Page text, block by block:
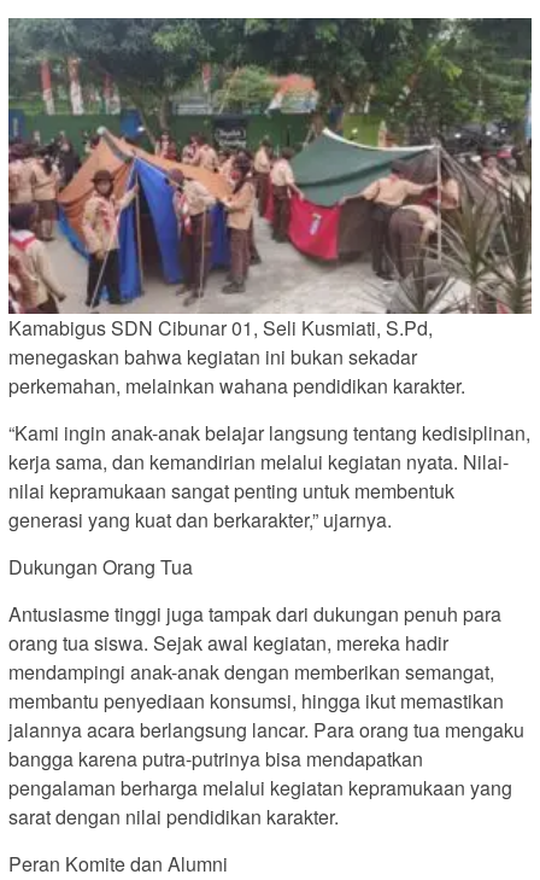
Kamabigus SDN Cibunar 01, Seli Kusmiati, S.Pd,
menegaskan bahwa kegiatan ini bukan sekadar
perkemahan, melainkan wahana pendidikan karakter.
“Kami ingin anak-anak belajar langsung tentang kedisiplinan,
kerja sama, dan kemandirian melalui kegiatan nyata. Nilai-
nilai kepramukaan sangat penting untuk membentuk
generasi yang kuat dan berkarakter,” ujarnya.
Dukungan Orang Tua
Antusiasme tinggi juga tampak dari dukungan penuh para
orang tua siswa. Sejak awal kegiatan, mereka hadir
mendampingi anak-anak dengan memberikan semangat,
membantu penyediaan konsumsi, hingga ikut memastikan
jalannya acara berlangsung lancar. Para orang tua mengaku
bangga karena putra-putrinya bisa mendapatkan
pengalaman berharga melalui kegiatan kepramukaan yang
sarat dengan nilai pendidikan karakter.
Peran Komite dan Alumni